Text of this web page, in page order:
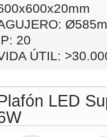
20
ÚTIL:
LED